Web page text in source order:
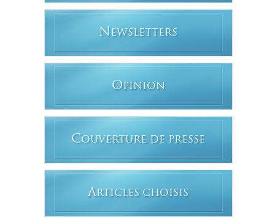
N EWSLETTERS
OPINION
COUVERTURE DE PRESSE
ARTICLES CHOISIS